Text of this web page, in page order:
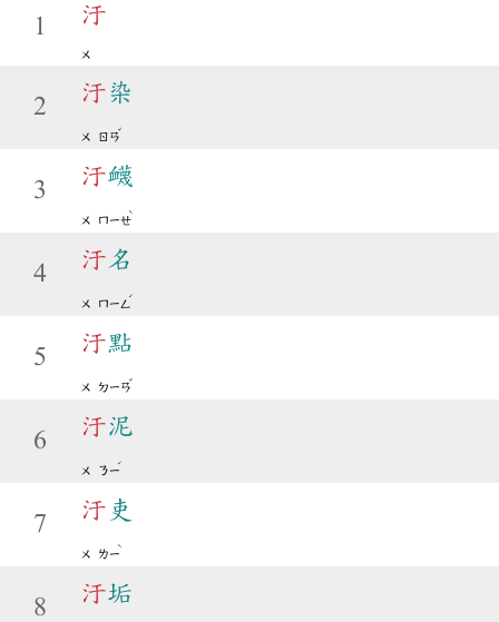
1 汙
ㄨ
2
汙染
ㄨ ㄖㄢ
ˇ
3
汙衊
ㄨ ㄇㄧㄝ
ˋ
4
汙名
ㄨ ㄇㄧㄥ
ˊ
5
汙點
ㄨ ㄉㄧㄢ
ˇ
6
汙泥
ㄨ ㄋㄧ
ˊ
7
汙 吏
ㄨ ㄌㄧ
ˋ
8
汙垢